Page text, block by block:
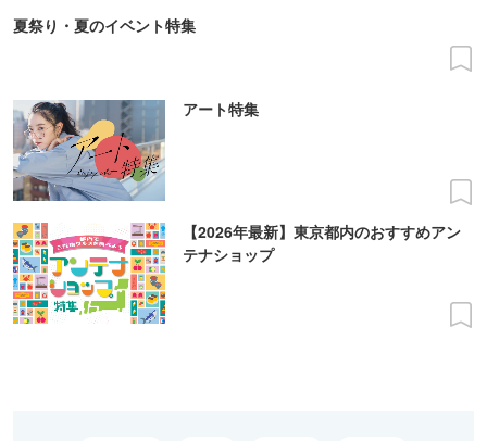
夏祭り・夏のイベント特集
アート特集
【2026年最新】東京都内のおすすめアン
テナショップ